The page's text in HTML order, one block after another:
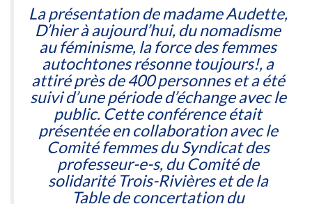
La présentation de madame Audette,
D’hier à aujourd’hui, du nomadisme
au féminisme, la force des femmes
autochtones résonne toujours!, a
attiré près de 400 personnes et a été
suivi d’une période d’échange avec le
public. Cette conférence était
présentée en collaboration avec le
Comité femmes du Syndicat des
professeur-e-s, du Comité de
solidarité Trois-Rivières et de la
Table de concertation du